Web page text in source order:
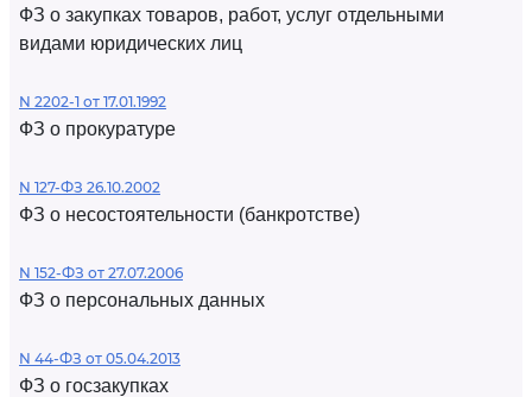
ФЗ о закупках товаров, работ, услуг отдельными
видами юридических лиц
N 2202-1 от 17.01.1992
ФЗ о прокуратуре
N 127-ФЗ 26.10.2002
ФЗ о несостоятельности (банкротстве)
N 152-ФЗ от 27.07.2006
ФЗ о персональных данных
N 44-ФЗ от 05.04.2013
ФЗ о госзакупках